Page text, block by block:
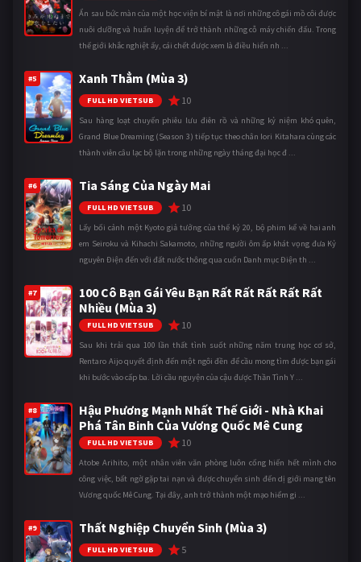
Ẩn sau bức màn của một học viện bí mật là nơi những cô gái mồ côi được
nuôi dưỡng và huấn luyện để trở thành những cỗ máy chiến đấu. Trong
thế giới khắc nghiệt ấy, cái chết được xem là điều hiển nh ...
#5 Xanh Thẳm (Mùa 3)
FULL HD VIETSUB 10
Sau hàng loạt chuyến phiêu lưu điên rồ và những kỷ niệm khó quên,
Grand Blue Dreaming (Season 3) tiếp tục theo chân Iori Kitahara cùng các
thành viên câu lạc bộ lặn trong những ngày tháng đại học đ ...
#6 Tia Sáng Của Ngày Mai
FULL HD VIETSUB 10
Lấy bối cảnh một Kyoto giả tưởng của thế kỷ 20, bộ phim kể về hai anh
em Seiroku và Kihachi Sakamoto, những người ôm ấp khát vọng đưa Kỷ
nguyên Điện đến với đất nước thông qua cuốn Danh mục Điện th ...
#7
100 Cô Bạn Gái Yêu Bạn Rất Rất Rất Rất Rất
Nhiều (Mùa 3)
FULL HD VIETSUB 10
Sau khi trải qua 100 lần thất tình suốt những năm trung học cơ sở,
Rentaro Aijo quyết định đến một ngôi đền để cầu mong tìm được bạn gái
khi bước vào cấp ba. Lời cầu nguyện của cậu được Thần Tình Y ...
#8
Hậu Phương Mạnh Nhất Thế Giới - Nhà Khai
Phá Tân Binh Của Vương Quốc Mê Cung
FULL HD VIETSUB 10
Atobe Arihito, một nhân viên văn phòng luôn cống hiến hết mình cho
công việc, bất ngờ gặp tai nạn và được chuyển sinh đến dị giới mang tên
Vương quốc Mê Cung. Tại đây, anh trở thành một mạo hiểm gi ...
#9 Thất Nghiệp Chuyển Sinh (Mùa 3)
FULL HD VIETSUB 5